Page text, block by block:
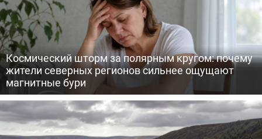
Космический шторм за полярным кругом: почему
жители северных регионов сильнее ощущают
магнитные бури